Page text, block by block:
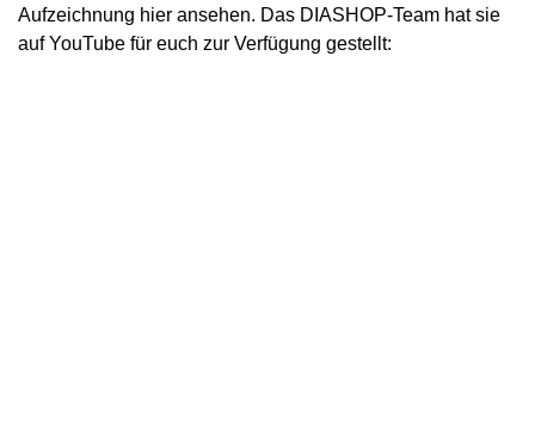
Aufzeichnung hier ansehen. Das DIASHOP-Team hat sie
auf YouTube für euch zur Verfügung gestellt: